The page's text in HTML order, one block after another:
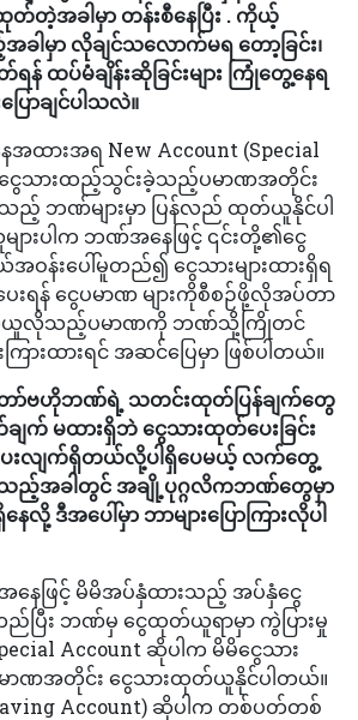
ထုတ်တဲ့အခါမှာ တန်းစီနေပြီး . ကိုယ့်
မှာ လိုချင်သလောက်မရ တော့ခြင်း၊
ထပ်မံချိန်းဆိုခြင်းများ ကြုံတွေ့နေရ
ောချင်ပါသလဲ။
အထားအရ New Account (Special
ငွေသားထည့်သွင်းခဲ့သည့်ပမာဏအတိုင်း
ည့် ဘဏ်များမှာ ပြန်လည် ထုတ်ယူနိုင်ပါ
းပါက ဘဏ်အနေဖြင့် ၎င်းတို့၏ငွေ
ဝန်းပေါ်မူတည်၍ ငွေသားများထားရှိရ
န် ငွေပမာဏ များကိုစီစဉ်ဖို့လိုအပ်တာ
တ်ယူလိုသည့်ပမာဏကို ဘဏ်သို့ကြိုတင်
ြားထားရင် အဆင်ပြေမှာ ဖြစ်ပါတယ်။
ငံတော်ဗဟိုဘဏ်ရဲ့ သတင်းထုတ်ပြန်ချက်တွေ
က် မထားရှိဘဲ ငွေသားထုတ်ပေးခြင်း
ေးလျက်ရှိတယ်လို့ပါရှိပေမယ့် လက်တွေ့
ည့်အခါတွင် အချို့ပုဂ္ဂလိကဘဏ်တွေမှာ
ဒီအပေါ်မှာ ဘာများပြောကြားလိုပါ
အနေဖြင့် မိမိအပ်နှံထားသည့် အပ်နှံငွေ
ည်ပြီး ဘဏ်မှ ငွေထုတ်ယူရာမှာ ကွဲပြားမှု
Account ဆိုပါက မိမိငွေသား
ဏအတိုင်း ငွေသားထုတ်ယူနိုင်ပါတယ်။
Account) ဆိုပါက တစ်ပတ်တစ်